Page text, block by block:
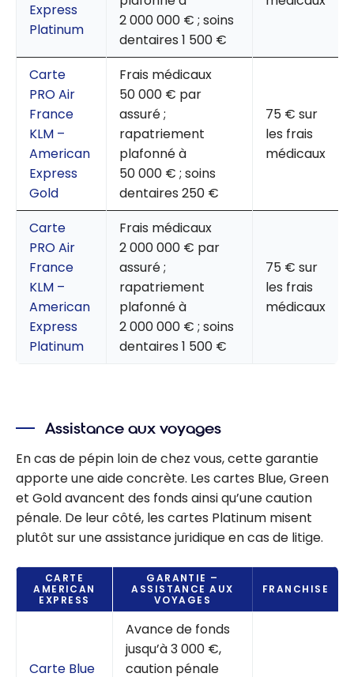
Express
Platinum
2 000 000 € ; soins
dentaires 1 500 €
Carte
PRO Air
France
KLM –
American
Express
Gold
Frais médicaux
50 000 € par
assuré ;
rapatriement
plafonné à
50 000 € ; soins
dentaires 250 €
75 € sur
les frais
médicaux
Carte
PRO Air
France
KLM –
American
Express
Platinum
Frais médicaux
2 000 000 € par
assuré ;
rapatriement
plafonné à
2 000 000 € ; soins
dentaires 1 500 €
75 € sur
les frais
médicaux
Assistance aux voyages
En cas de pépin loin de chez vous, cette garantie
apporte une aide concrète. Les cartes Blue, Green
et Gold avancent des fonds ainsi qu’une caution
pénale. De leur côté, les cartes Platinum misent
plutôt sur une assistance juridique en cas de litige.
CARTE
AMERICAN
EXPRESS
GARANTIE –
ASSISTANCE AUX
VOYAGES
FRANCHISE
Carte Blue
Avance de fonds
jusqu’à 3 000 €,
caution pénale